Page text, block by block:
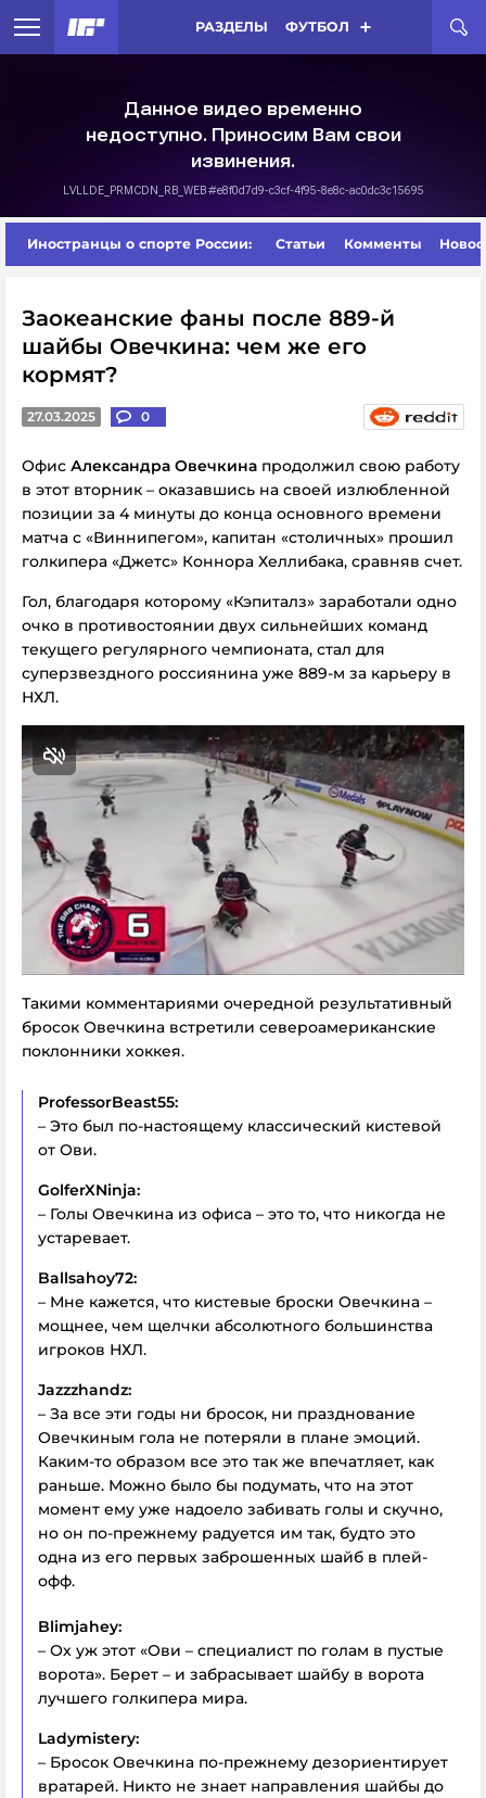
РАЗДЕЛЫ ФУТБОЛ
Иностранцы о спорте России: Статьи Комменты
Заокеанские фаны после 889-й
шайбы Овечкина: чем же его
кормят?
27.03.2025 0
Офис Александра Овечкина продолжил свою работу
в этот вторник – оказавшись на своей излюбленной
позиции за 4 минуты до конца основного времени
матча с «Виннипегом», капитан «столичных» прошил
голкипера «Джетс» Коннора Хеллибака, сравняв счет.
Гол, благодаря которому «Кэпиталз» заработали одно
очко в противостоянии двух сильнейших команд
текущего регулярного чемпионата, стал для
суперзвездного россиянина уже 889-м за карьеру в
НХЛ.
Такими комментариями очередной результативный
бросок Овечкина встретили североамериканские
поклонники хоккея.
ProfessorBeast55:
– Это был по-настоящему классический кистевой
от Ови.
GolferXNinja:
– Голы Овечкина из офиса – это то, что никогда не
устаревает.
Ballsahoy72:
– Мне кажется, что кистевые броски Овечкина –
мощнее, чем щелчки абсолютного большинства
игроков НХЛ.
Jazzzhandz:
– За все эти годы ни бросок, ни празднование
Овечкиным гола не потеряли в плане эмоций.
Каким-то образом все это так же впечатляет, как
раньше. Можно было бы подумать, что на этот
момент ему уже надоело забивать голы и скучно,
но он по-прежнему радуется им так, будто это
одна из его первых заброшенных шайб в плей-
офф.
Blimjahey:
– Ох уж этот «Ови – специалист по голам в пустые
ворота». Берет – и забрасывает шайбу в ворота
лучшего голкипера мира.
Ladymistery:
– Бросок Овечкина по-прежнему дезориентирует
вратарей. Никто не знает направления шайбы до